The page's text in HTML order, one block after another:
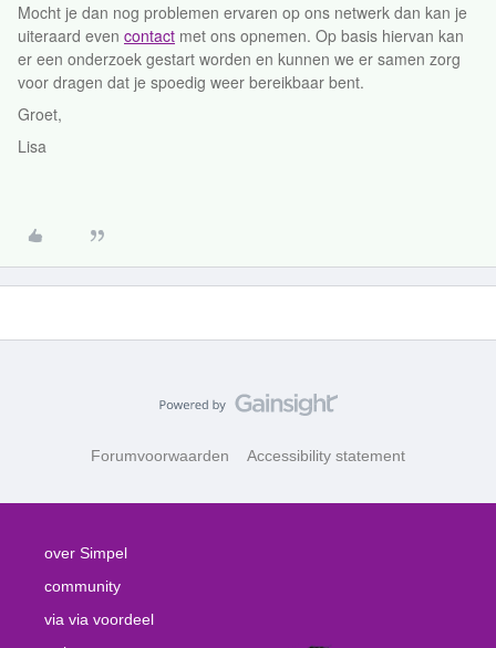
Mocht je dan nog problemen ervaren op ons netwerk dan kan je
uiteraard even contact met ons opnemen. Op basis hiervan kan
er een onderzoek gestart worden en kunnen we er samen zorg
voor dragen dat je spoedig weer bereikbaar bent.
Groet,
Lisa
Forumvoorwaarden Accessibility statement
over Simpel
community
via via voordeel